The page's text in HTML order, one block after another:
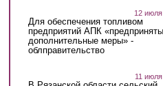
12
Для обеспечения топливом
предприятий АПК «предприняты
дополнительные меры» -
облправительство
11